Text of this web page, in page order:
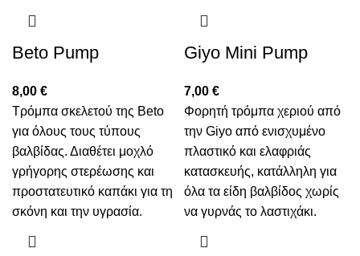
Beto Pump
8,00 €
Τρόμπα σκελετού της Beto
για όλους τους τύπους
βαλβίδας. Διαθέτει μοχλό
γρήγορης στερέωσης και
προστατευτικό καπάκι για τη
σκόνη και την υγρασία.
Giyo Mini Pump
7,00 €
Φορητή τρόμπα χεριού από
την Giyo από ενισχυμένο
πλαστικό και ελαφριάς
κατασκευής, κατάλληλη για
όλα τα είδη βαλβίδος χωρίς
να γυρνάς το λαστιχάκι.